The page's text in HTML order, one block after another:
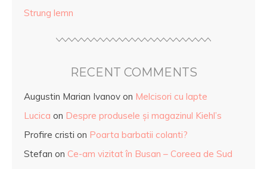
Strung lemn
RECENT COMMENTS
Augustin Marian Ivanov on Melcisori cu lapte
Lucica on Despre produsele și magazinul Kiehl’s
Profire cristi on Poarta barbatii colanti?
Stefan on Ce-am vizitat în Busan – Coreea de Sud